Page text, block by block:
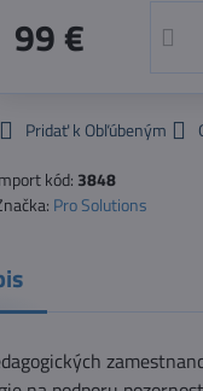
99 €
Pridať k Obľúbeným
kód: 3848
Pro Solutions